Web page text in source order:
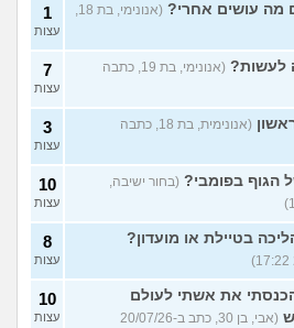
מה עושים אחרי?
(אנונימי, בת 18,
1
עצות
לעשות?
(אנונימי, בת 19, כתבה
7
עצות
(אנונימית, בת 18, כתבה
3
עצות
הגוף בפומבי? (בחור ישיבה,
10
עצות
בטיילת או מועדון? 8
עצות
את אשתי לעולם
(אבי, בן 30, כתב ב-20/07/26
10
עצות